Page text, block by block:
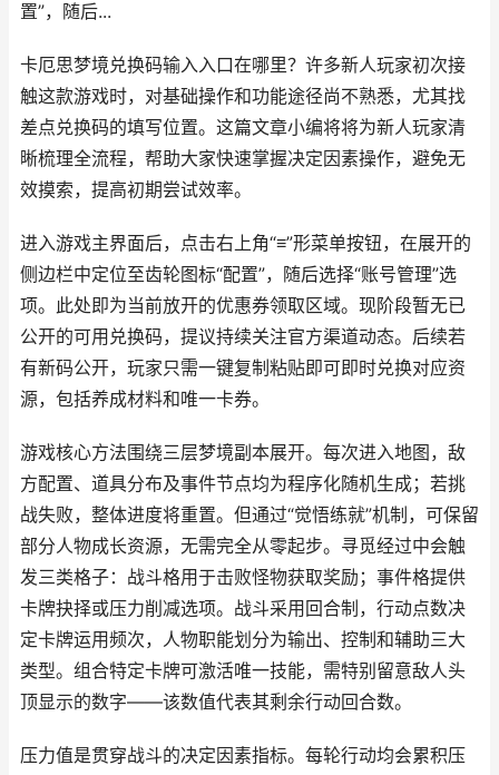
置”，随后...
卡厄思梦境兑换码输入入口在哪里？许多新人玩家初次接
触这款游戏时，对基础操作和功能途径尚不熟悉，尤其找
差点兑换码的填写位置。这篇文章小编将将为新人玩家清
晰梳理全流程，帮助大家快速掌握决定因素操作，避免无
效摸索，提高初期尝试效率。
进入游戏主界面后，点击右上角“≡”形菜单按钮，在展开的
侧边栏中定位至齿轮图标“配置”，随后选择“账号管理”选
项。此处即为当前放开的优惠券领取区域。现阶段暂无已
公开的可用兑换码，提议持续关注官方渠道动态。后续若
有新码公开，玩家只需一键复制粘贴即可即时兑换对应资
源，包括养成材料和唯一卡券。
游戏核心方法围绕三层梦境副本展开。每次进入地图，敌
方配置、道具分布及事件节点均为程序化随机生成；若挑
战失败，整体进度将重置。但通过“觉悟练就”机制，可保留
部分人物成长资源，无需完全从零起步。寻觅经过中会触
发三类格子：战斗格用于击败怪物获取奖励；事件格提供
卡牌抉择或压力削减选项。战斗采用回合制，行动点数决
定卡牌运用频次，人物职能划分为输出、控制和辅助三大
类型。组合特定卡牌可激活唯一技能，需特别留意敌人头
顶显示的数字——该数值代表其剩余行动回合数。
压力值是贯穿战斗的决定因素指标。每轮行动均会累积压